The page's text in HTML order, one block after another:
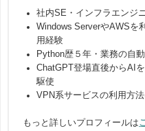
社内SE・インフラエンジ
Windows ServerやAWSを
用経験
Python歴５年・業務の自
ChatGPT登場直後からAI
駆使
VPN系サービスの利用方
もっと詳しいプロフィールは